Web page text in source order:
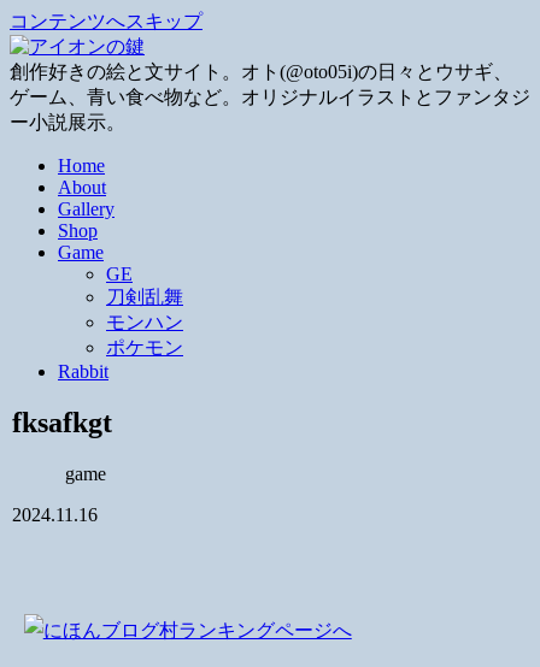
コンテンツへスキップ
創作好きの絵と文サイト。オト(@oto05i)の日々とウサギ、
ゲーム、青い食べ物など。オリジナルイラストとファンタジ
ー小説展示。
Home
About
Gallery
Shop
Game
GE
刀剣乱舞
モンハン
ポケモン
Rabbit
fksafkgt
game
2024.11.16